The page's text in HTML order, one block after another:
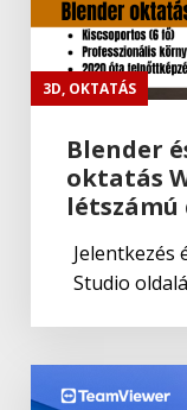
3D, OKTATÁS
Blender
oktatás
létszámú
Jelentkezés
Studio